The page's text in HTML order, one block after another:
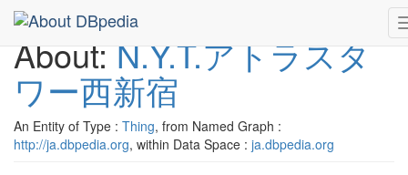
About:N.Y.T.アトラスタ
ワー西新宿
An Entity of Type : Thing, from Named Graph :
http://ja.dbpedia.org, within Data Space : ja.dbpedia.org